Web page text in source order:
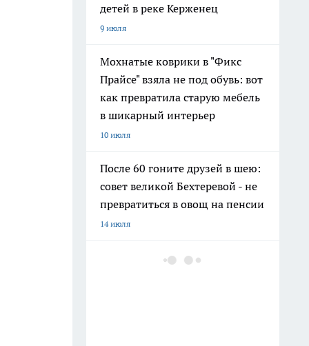
детей в реке Керженец
9 июля
Мохнатые коврики в "Фикс
Прайсе" взяла не под обувь: вот
как превратила старую мебель
в шикарный интерьер
10 июля
После 60 гоните друзей в шею:
совет великой Бехтеревой - не
превратиться в овощ на пенсии
14 июля
Гигант с нежной душой: как